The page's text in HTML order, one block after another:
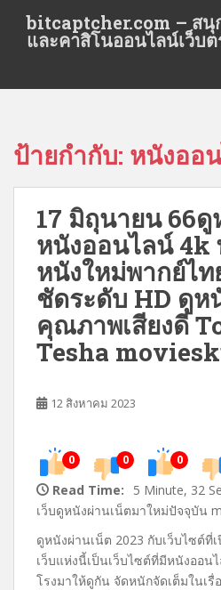
t
bitcaptcher.com – สนุ
และคาสิโนออนไลน์เว็บต
ป้ายกำกับ: หนังออ
17 มิถุนายน 66
หนังออนไลน์ 4k
หนังใหม่พากย์ไ
ชัดระดับ HD ดูห
คุณภาพเสียงดี
Tesha
12 สิงหาคม 2023
0 0 0
Read Time:
5 Minute, 32
เว็บดูหนังผ่านเน็ตมาใหม่ปัจจุบัน
ดูหนังผ่านเน็ต 2023 กับเว็บไซต์ที่
เว็บแห่งนี้เป็นเว็บไซต์ที่มีหนังออ
โรงมาให้ดูกัน จัดหนักจัดเต็มในเรื่